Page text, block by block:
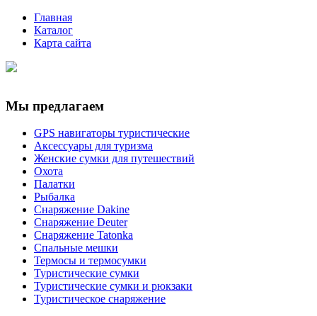
Главная
Каталог
Карта сайта
Мы предлагаем
GPS навигаторы туристические
Аксессуары для туризма
Женские сумки для путешествий
Охота
Палатки
Рыбалка
Снаряжение Dakine
Снаряжение Deuter
Снаряжение Tatonka
Спальные мешки
Термосы и термосумки
Туристические сумки
Туристические сумки и рюкзаки
Туристическое снаряжение